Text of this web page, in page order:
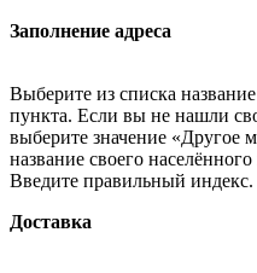
Заполнение адреса
Выберите из списка
пункта. Если вы не нашли
выберите значение «Другое
название своего
Введите правильный индекс.
Доставка